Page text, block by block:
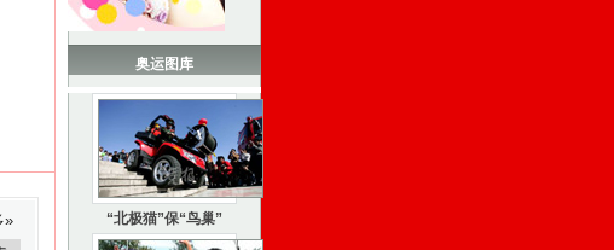
»
奥运图库
“北极猫”保“鸟巢”